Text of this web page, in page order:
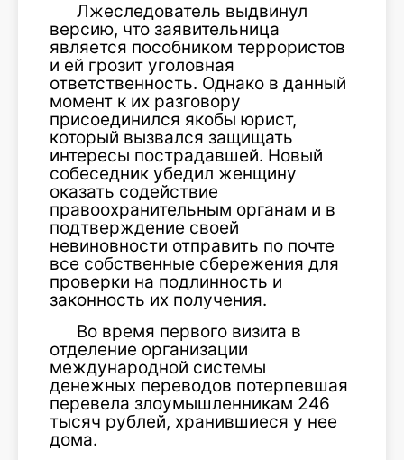
Лжеследователь выдвинул
версию, что заявительница
является пособником террористов
и ей грозит уголовная
ответственность. Однако в данный
момент к их разговору
присоединился якобы юрист,
который вызвался защищать
интересы пострадавшей. Новый
собеседник убедил женщину
оказать содействие
правоохранительным органам и в
подтверждение своей
невиновности отправить по почте
все собственные сбережения для
проверки на подлинность и
законность их получения.
Во время первого визита в
отделение организации
международной системы
денежных переводов потерпевшая
перевела злоумышленникам 246
тысяч рублей, хранившиеся у нее
дома.